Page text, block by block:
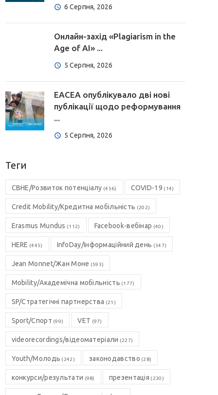
6 Серпня, 2026
Онлайн-захід «Plagiarism in the
Age of AI» ...
5 Серпня, 2026
EACEA опублікувало дві нові
публікації щодо реформування
...
5 Серпня, 2026
Теги
CBHE/Розвиток потенціалу (456) COVID-19 (14)
Credit Mobility/Кредитна мобільність (202)
Erasmus Mundus (112) Facebook-вебінар (40)
HERE (445) InfoDay/Інформаційний день (347)
Jean Monnet/Жан Моне (593)
Mobility/Академічна мобільність (177)
SP/Стратегічні партнерства (21)
Sport/Спорт (99) VET (97)
videorecordings/відеоматеріали (227)
Youth/Молодь (242) законодавство (28)
конкурси/результати (98) презентація (230)